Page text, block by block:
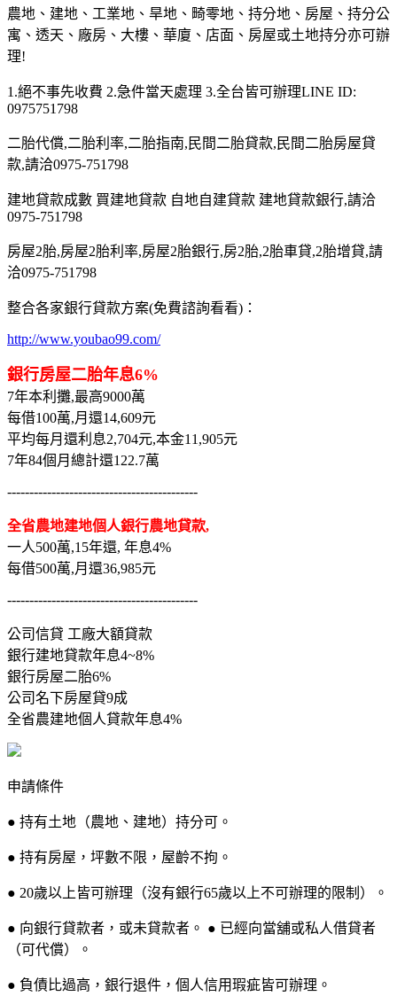
農地、建地、工業地、旱地、畸零地、持分地、房屋、持分公
寓、透天、廠房、大樓、華廈、店面、房屋或土地持分亦可辦
理!
1.絕不事先收費 2.急件當天處理 3.全台皆可辦理LINE ID:
0975751798
二胎代償,二胎利率,二胎指南,民間二胎貸款,民間二胎房屋貸
款,請洽0975-751798
建地貸款成數 買建地貸款 自地自建貸款 建地貸款銀行,請洽
0975-751798
房屋2胎,房屋2胎利率,房屋2胎銀行,房2胎,2胎車貸,2胎增貸,請
洽0975-751798
整合各家銀行貸款方案(免費諮詢看看)：
http://www.youbao99.com/
銀行房屋二胎年息6%
7年本利攤,最高9000萬
每借100萬,月還14,609元
平均每月還利息2,704元,本金11,905元
7年84個月總計還122.7萬
-------------------------------------------
全省農地建地個人銀行農地貸款,
一人500萬,15年還, 年息4%
每借500萬,月還36,985元
-------------------------------------------
公司信貸 工廠大額貸款
銀行建地貸款年息4~8%
銀行房屋二胎6%
公司名下房屋貸9成
全省農建地個人貸款年息4%
申請條件
● 持有土地（農地、建地）持分可。
● 持有房屋，坪數不限，屋齡不拘。
● 20歲以上皆可辦理（沒有銀行65歲以上不可辦理的限制）。
● 向銀行貸款者，或未貸款者。 ● 已經向當舖或私人借貸者
（可代償）。
● 負債比過高，銀行退件，個人信用瑕疵皆可辦理。